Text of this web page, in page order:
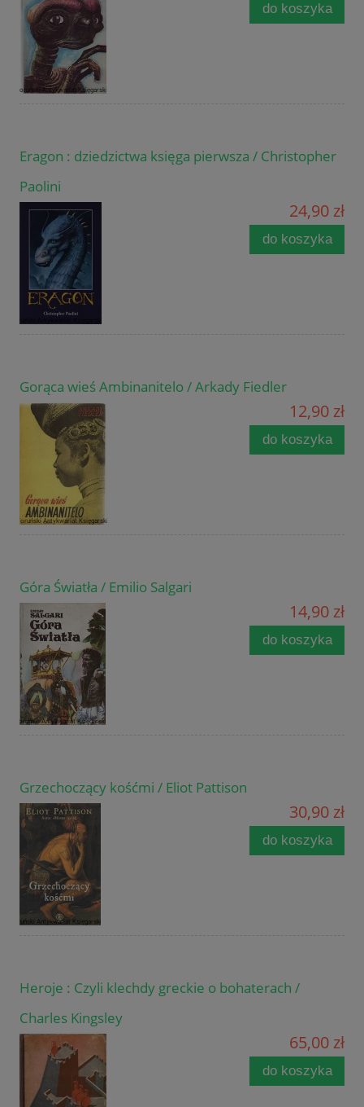
do koszyka
Eragon : dziedzictwa księga pierwsza / Christopher
Paolini
24,90 zł
do koszyka
Gorąca wieś Ambinanitelo / Arkady Fiedler
12,90 zł
do koszyka
Góra Światła / Emilio Salgari
14,90 zł
do koszyka
Grzechoczący kośćmi / Eliot Pattison
30,90 zł
do koszyka
Heroje : Czyli klechdy greckie o bohaterach /
Charles Kingsley
65,00 zł
do koszyka